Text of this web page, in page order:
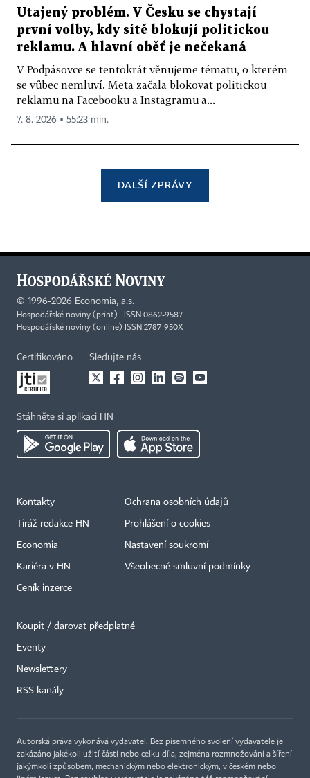
Utajený problém. V Česku se chystají
první volby, kdy sítě blokují politickou
reklamu. A hlavní oběť je nečekaná
V Podpásovce se tentokrát věnujeme tématu, o kterém
se vůbec nemluví. Meta začala blokovat politickou
reklamu na Facebooku a Instagramu a...
7. 8. 2026 ▪ 55:23 min.
DALŠÍ ZPRÁVY
© 1996-2026 Economia, a.s.
Hospodářské noviny (print) ISSN 0862-9587
Hospodářské noviny (online) ISSN 2787-950X
Certifikováno Sledujte nás
Stáhněte si aplikaci HN
Kontakty
Tiráž redakce HN
Economia
Kariéra v HN
Ceník inzerce
Ochrana osobních údajů
Prohlášení o cookies
Nastavení soukromí
Všeobecné smluvní podmínky
Koupit / darovat předplatné
Eventy
Newslettery
RSS kanály
Autorská práva vykonává vydavatel. Bez písemného svolení vydavatele je
zakázáno jakékoli užití částí nebo celku díla, zejména rozmnožování a šíření
jakýmkoli způsobem, mechanickým nebo elektronickým, v českém nebo